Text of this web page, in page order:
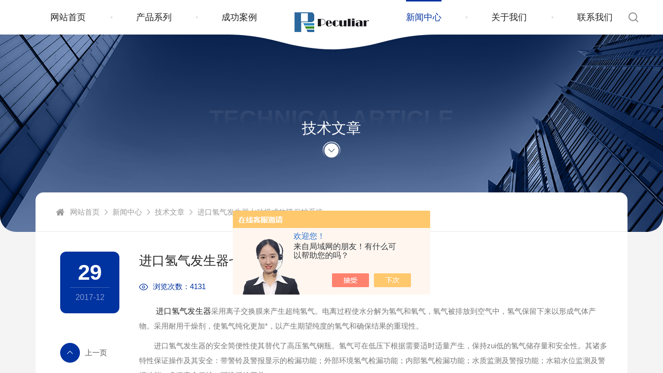
欢迎您！
来自局域网的朋友！有什么可
以帮助您的吗？
网站首页 产品系列 成功案例 新闻中心 关于我们 联系我们
TECHNICAL ARTICLE
技术文章
网站首页 新闻中心 技术文章 进口氢气发生器七种模式故障保护系统
进口氢气发生器七种模式故障保护系统
浏览次数：4131
进口氢气发生器采用离子交换膜来产生超纯氢气。电离过程使水分解为氢气和氧气，氧气被排放到空气中，氢气保留下来以形成气体产
物。采用耐用干燥剂，使氢气纯化更加*，以产生期望纯度的氢气和确保结果的重现性。
进口氢气发生器的安全简便性使其替代了高压氢气钢瓶。氢气可在低压下根据需要适时适量产生，保持zui低的氢气储存量和安全性。其诸多
特性保证操作及其安全：带警铃及警报显示的检漏功能；外部环境氢气检漏功能；内部氢气检漏功能；水质监测及警报功能；水箱水位监测及警
29
2017-12